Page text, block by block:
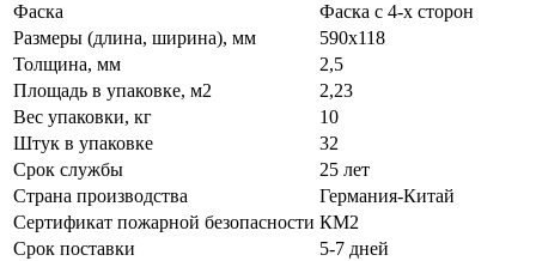
Фаска
Фаска с 4-х сторон
Размеры (длина, ширина), мм
590x118
Толщина, мм
2,5
Площадь в упаковке, м2
2,23
Вес упаковки, кг
10
Штук в упаковке
32
Срок службы
25 лет
Страна производства
Германия-Китай
Сертификат пожарной безопасности КМ2
Срок поставки
5-7 дней